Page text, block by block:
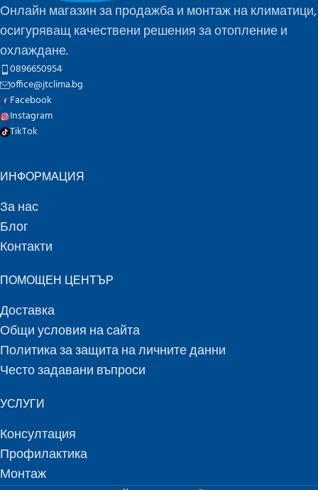
Онлайн магазин за продажба и монтаж на климатици,
осигуряващ качествени решения за отопление и
охлаждане.
0896650954
office@jtclima.bg
Facebook
Instagram
TikTok
ИНФОРМАЦИЯ
За нас
Блог
Контакти
ПОМОЩЕН ЦЕНТЪР
Доставка
Общи условия на сайта
Политика за защита на личните данни
Често задавани въпроси
УСЛУГИ
Консултация
Профилактика
Монтаж